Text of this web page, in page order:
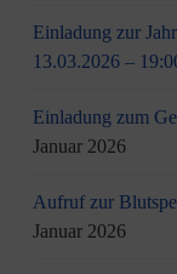
Einladung zur
13.03.2026 –
Einladung zum
Januar 2026
Aufruf zur
Januar 2026